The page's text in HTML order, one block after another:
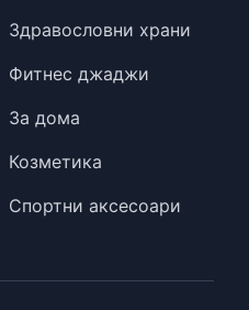
Здравословни храни
Фитнес джаджи
За дома
Козметика
Спортни аксесоари